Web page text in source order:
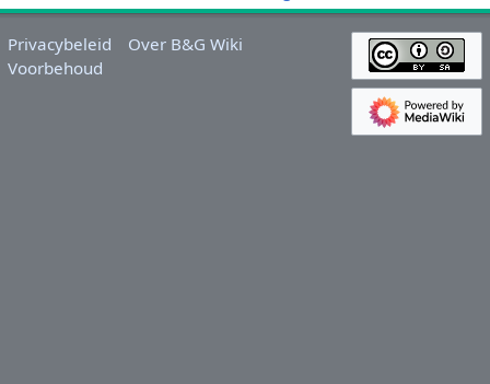
Privacybeleid
Over B&G Wiki
Voorbehoud